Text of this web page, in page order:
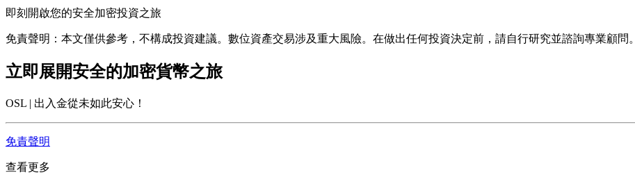
即刻開啟您的安全加密投資之旅
免責聲明：本文僅供參考，不構成投資建議。數位資產交易涉及重大風險。在做出任何投資決定前，請自行研究並諮詢專業顧問。
立即展開安全的加密貨幣之旅
OSL | 出入金從未如此安心！
免責聲明
查看更多